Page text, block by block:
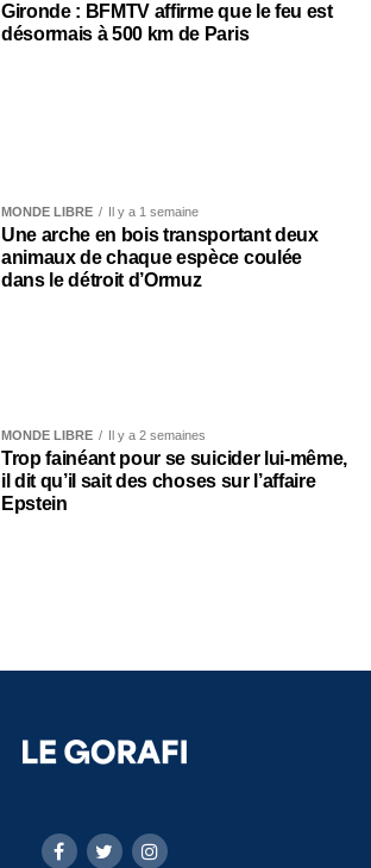
Gironde : BFMTV affirme que le feu est
désormais à 500 km de Paris
MONDE LIBRE Il y a 1 semaine
Une arche en bois transportant deux
animaux de chaque espèce coulée
dans le détroit d’Ormuz
MONDE LIBRE Il y a 2 semaines
Trop fainéant pour se suicider lui-même,
il dit qu’il sait des choses sur l’affaire
Epstein